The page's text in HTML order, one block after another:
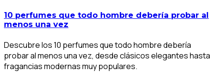
10 perfumes que todo hombre debería probar al
menos una vez
Descubre los 10 perfumes que todo hombre debería
probar al menos una vez, desde clásicos elegantes hasta
fragancias modernas muy populares.